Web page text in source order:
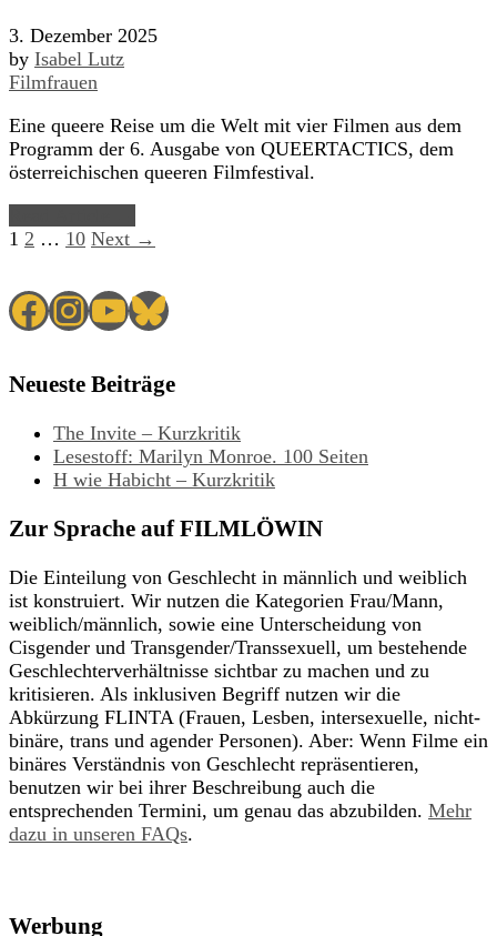
3. Dezember 2025
by Isabel Lutz
Filmfrauen
Eine queere Reise um die Welt mit vier Filmen aus dem
Programm der 6. Ausgabe von QUEERTACTICS, dem
österreichischen queeren Filmfestival.
1 2 … 10 Next →
Facebook
Instagram
YouTube
Bluesky
Neueste Beiträge
The Invite – Kurzkritik
Lesestoff: Marilyn Monroe. 100 Seiten
H wie Habicht – Kurzkritik
Zur Sprache auf FILMLÖWIN
Die Einteilung von Geschlecht in männlich und weiblich
ist konstruiert. Wir nutzen die Kategorien Frau/Mann,
weiblich/männlich, sowie eine Unterscheidung von
Cisgender und Transgender/Transsexuell, um bestehende
Geschlechterverhältnisse sichtbar zu machen und zu
kritisieren. Als inklusiven Begriff nutzen wir die
Abkürzung FLINTA (Frauen, Lesben, intersexuelle, nicht-
binäre, trans und agender Personen). Aber: Wenn Filme ein
binäres Verständnis von Geschlecht repräsentieren,
benutzen wir bei ihrer Beschreibung auch die
entsprechenden Termini, um genau das abzubilden. Mehr
dazu in unseren FAQs.
Werbung